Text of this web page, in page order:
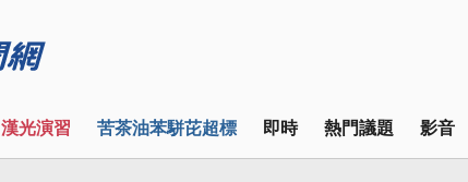
漢光演習 苦茶油苯駢芘超標 即時 熱門議題 影音